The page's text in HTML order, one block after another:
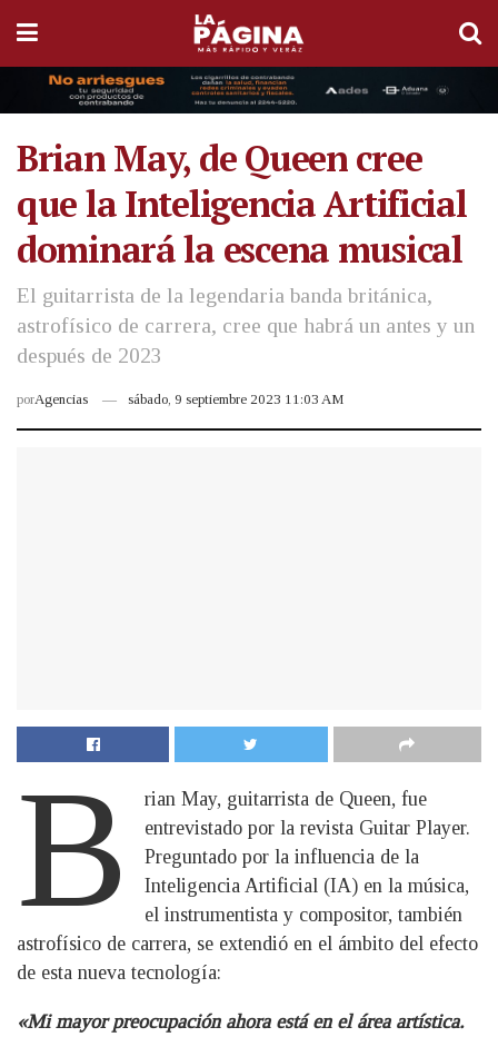
Brian May, de Queen cree
que la Inteligencia Artificial
dominará la escena musical
El guitarrista de la legendaria banda británica,
astrofísico de carrera, cree que habrá un antes y un
después de 2023
porAgencias sábado, 9 septiembre 2023 11:03 AM
B
rian May, guitarrista de Queen, fue
entrevistado por la revista Guitar Player.
Preguntado por la influencia de la
Inteligencia Artificial (IA) en la música,
el instrumentista y compositor, también
astrofísico de carrera, se extendió en el ámbito del efecto
de esta nueva tecnología:
«Mi mayor preocupación ahora está en el área artística.